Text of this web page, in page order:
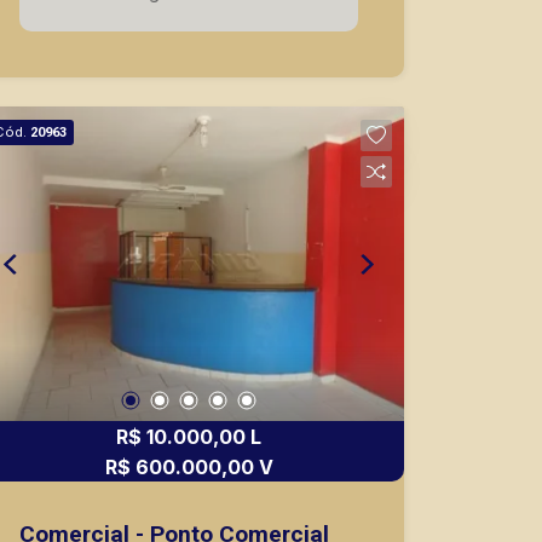
com agilidade e segurança, em locação,
mesmo nos principais lançamentos da
cidade de Ribeirão Preto.
20963
R$ 10.000,00 L
R$ 600.000,00 V
Comercial - Ponto Comercial